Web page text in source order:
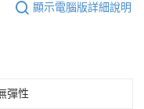
顯示電腦版詳細說明
彈性